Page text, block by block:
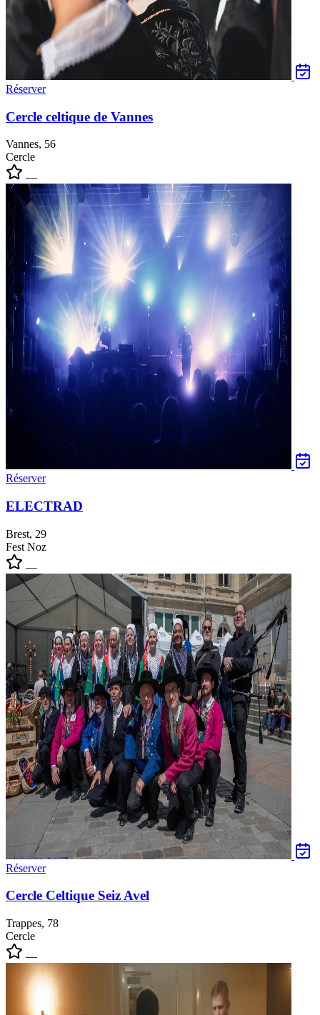
Réserver
Cercle celtique de Vannes
Vannes, 56
Cercle
—
Réserver
ELECTRAD
Brest, 29
Fest Noz
—
Réserver
Cercle Celtique Seiz Avel
Trappes, 78
Cercle
—